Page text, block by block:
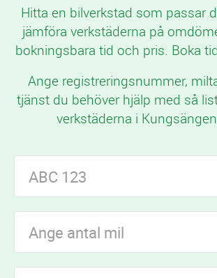
Hitta en bilverkstad som passar
jämföra verkstäderna på
bokningsbara tid och pris. Boka
Ange registreringsnummer,
tjänst du behöver hjälp med så
verkstäderna i